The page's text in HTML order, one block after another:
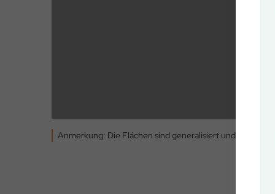
Anmerkung: Die Flächen sind generalisiert und können